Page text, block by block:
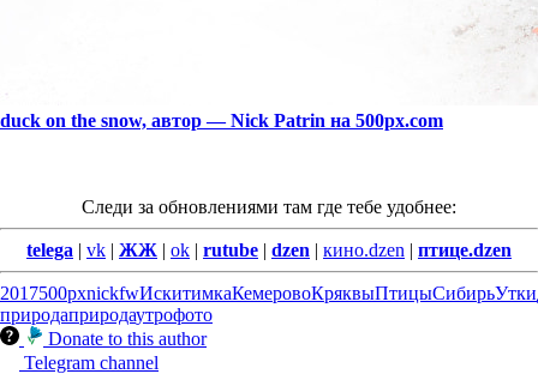
duck on the snow, автор — Nick Patrin на 500px.com
Следи за обновлениями там где тебе удобнее:
telega | vk | ЖЖ | ok | rutube | dzen | кино.dzen | птице.dzen
2017500pxnickfwИскитимкаКемеровоКряквыПтицыСибирьУтки
природаприродаутрофото
Donate to this author
Telegram channel